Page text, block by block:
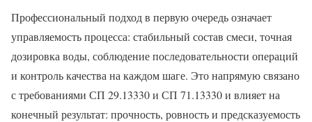
Профессиональный подход в первую очередь означает
управляемость процесса: стабильный состав смеси, точная
дозировка воды, соблюдение последовательности операций
и контроль качества на каждом шаге. Это напрямую связано
с требованиями СП 29.13330 и СП 71.13330 и влияет на
конечный результат: прочность, ровность и предсказуемость